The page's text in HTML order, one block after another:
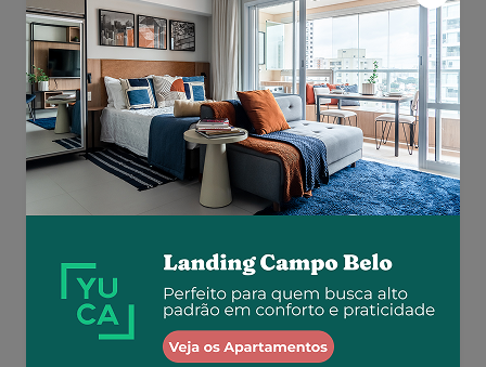
Aluguel R$ 1.777
Total R$ 2.843
Similar a sua busca
Em breve